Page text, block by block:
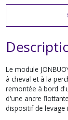
Le module
à cheval et à la
remontée à bord
d'une ancre
dispositif de levage